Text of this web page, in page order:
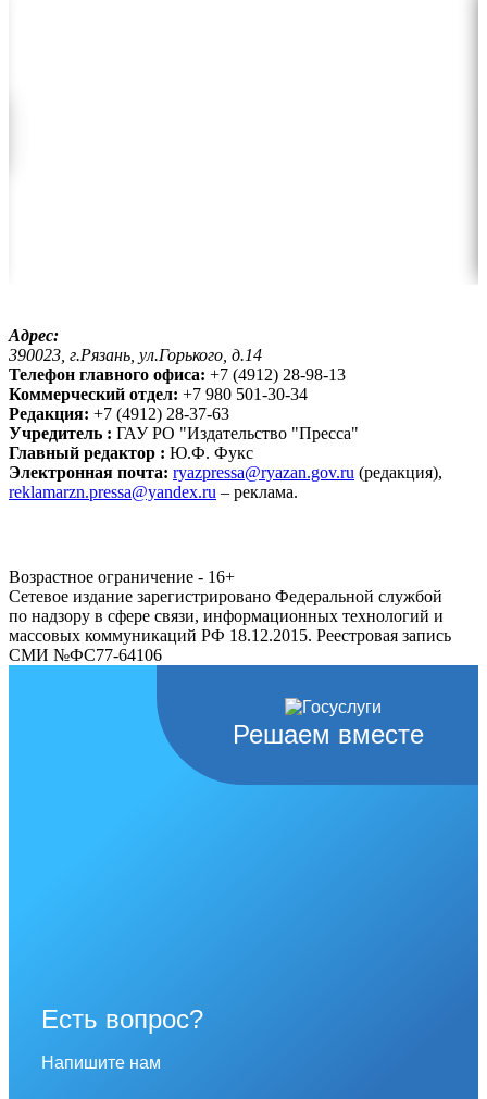
Адрес:
390023, г.Рязань, ул.Горького, д.14
Телефон главного офиса: +7 (4912) 28-98-13
Коммерческий отдел: +7 980 501-30-34
Редакция: +7 (4912) 28-37-63
Учредитель : ГАУ РО "Издательство "Пресса"
Главный редактор : Ю.Ф. Фукс
Электронная почта: ryazpressa@ryazan.gov.ru (редакция),
reklamarzn.pressa@yandex.ru – реклама.
Возрастное ограничение - 16+
Сетевое издание зарегистрировано Федеральной службой
по надзору в сфере связи, информационных технологий и
массовых коммуникаций РФ 18.12.2015. Реестровая запись
СМИ №ФС77-64106
Решаем вместе
Есть вопрос?
Напишите нам